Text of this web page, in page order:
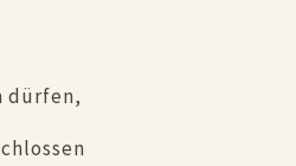
dürfen,